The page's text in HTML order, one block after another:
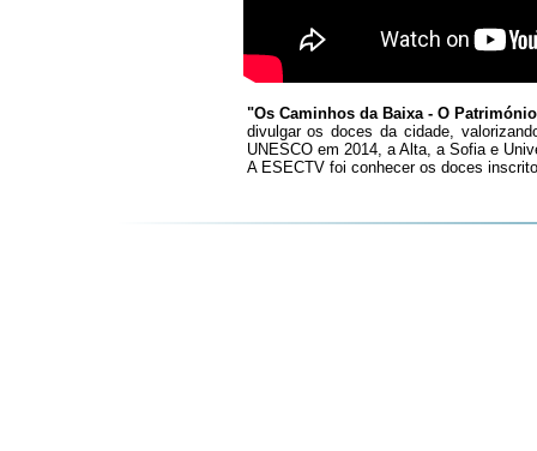
"Os Caminhos da Baixa - O
divulgar os doces da cidade,
UNESCO em 2014, a Alta, a Sofia e
A ESECTV foi conhecer os doces